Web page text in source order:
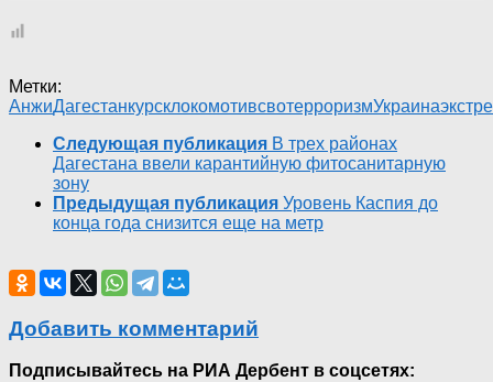
Метки:
АнжиДагестанкурсклокомотивсвотерроризмУкраина
Следующая публикация В трех районах
Дагестана ввели карантийную фитосанитарную
зону
Предыдущая публикация Уровень Каспия до
конца года снизится еще на метр
Добавить комментарий
Подписывайтесь на РИА Дербент в соцсетях: